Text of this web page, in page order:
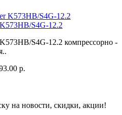
S4G-12.2
S4G-12.2 компрессорно -
р.
на новости, скидки, акции!